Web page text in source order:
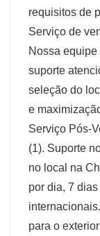
requisitos de
Serviço de
Nossa
suporte
seleção do
e
Serviço Pós-
(1). Suporte
no local na
por dia, 7
para o